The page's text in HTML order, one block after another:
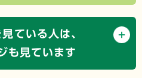
ている人は、
も見ています